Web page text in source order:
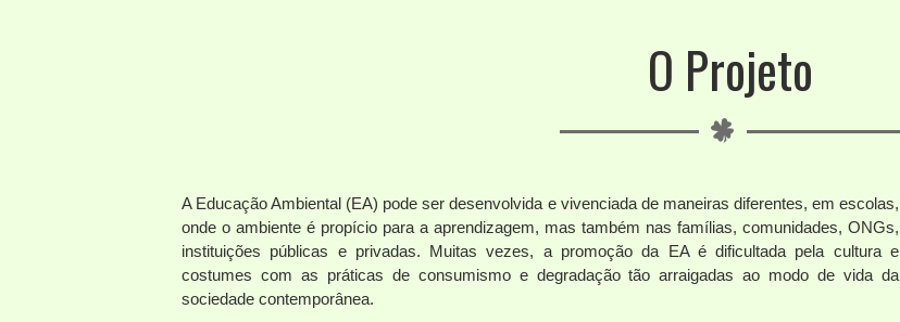
O Projeto
A Educação Ambiental (EA) pode ser desenvolvida e vivenciada de maneiras diferentes, em escolas,
onde o ambiente é propício para a aprendizagem, mas também nas famílias, comunidades, ONGs,
instituições públicas e privadas. Muitas vezes, a promoção da EA é dificultada pela cultura e
costumes com as práticas de consumismo e degradação tão arraigadas ao modo de vida da
sociedade contemporânea.